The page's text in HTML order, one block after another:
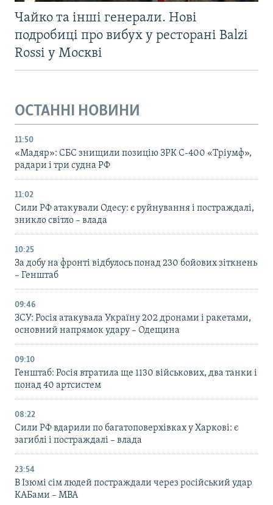
Чайко та інші генерали. Нові
подробиці про вибух у ресторані Balzi
Rossi у Москві
ОСТАННІ НОВИНИ
11:50
«Мадяр»: СБС знищили позицію ЗРК С-400 «Тріумф»,
радари і три судна РФ
11:02
Сили РФ атакували Одесу: є руйнування і постраждалі,
зникло світло – влада
10:25
За добу на фронті відбулось понад 230 бойових зіткнень
– Генштаб
09:46
ЗСУ: Росія атакувала Україну 202 дронами і ракетами,
основний напрямок удару – Одещина
09:10
Генштаб: Росія втратила ще 1130 військових, два танки і
понад 40 артсистем
08:22
Сили РФ вдарили по багатоповерхівках у Харкові: є
загиблі і постраждалі – влада
23:54
В Ізюмі сім людей постраждали через російський удар
КАБами – МВА